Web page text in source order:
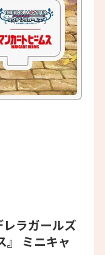
レラガールズ
』 ミニキャ